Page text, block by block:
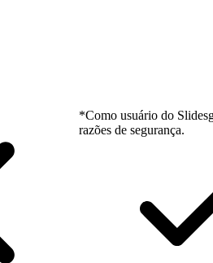
*Como usuário do
razões de segurança.